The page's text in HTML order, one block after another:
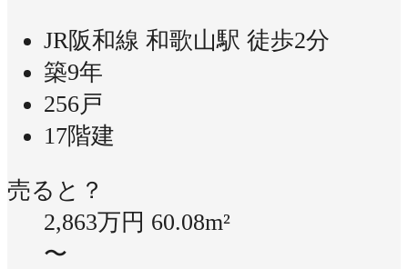
JR阪和線 和歌山駅 徒歩2分
築9年
256戸
17階建
売ると？
2,863万円 60.08m²
〜